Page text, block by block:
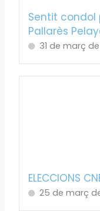
Sentit condol
Pallarès
31 de març
ELECCIONS
25 de març